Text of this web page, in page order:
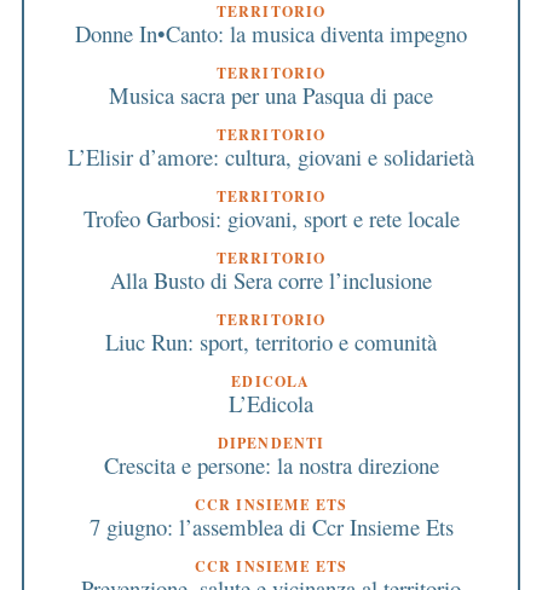
TERRITORIO
Donne In•Canto: la musica diventa impegno
TERRITORIO
Musica sacra per una Pasqua di pace
TERRITORIO
L’Elisir d’amore: cultura, giovani e solidarietà
TERRITORIO
Trofeo Garbosi: giovani, sport e rete locale
TERRITORIO
Alla Busto di Sera corre l’inclusione
TERRITORIO
Liuc Run: sport, territorio e comunità
EDICOLA
L’Edicola
DIPENDENTI
Crescita e persone: la nostra direzione
CCR INSIEME ETS
7 giugno: l’assemblea di Ccr Insieme Ets
CCR INSIEME ETS